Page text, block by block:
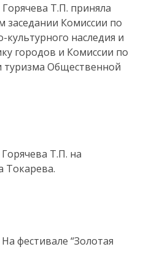
Горячева Т.П. приняла
заседании Комиссии по
наследия и
городов и Комиссии по
туризма Общественной
Горячева Т.П. на
Токарева.
На фестивале “Золотая